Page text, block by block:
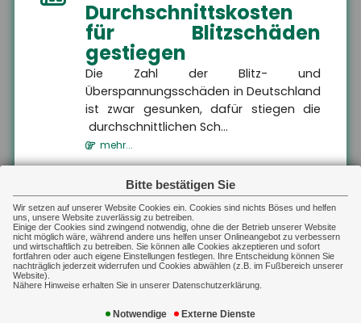
Durchschnittskosten
für Blitzschäden
gestiegen
Die Zahl der Blitz- und
Überspannungsschäden in Deutschland
ist zwar gesunken, dafür stiegen die
durchschnittlichen Sch...
mehr...
01.08.2026
Kennzeichnungspflicht
für KI-generierte
Inhalte
Ab dem 2. August 2026 müssen
Unternehmen in Deutschland KI-
Bilder oder Texte als...
Bitte bestätigen Sie
Wir setzen auf unserer Website Cookies ein. Cookies sind nichts Böses und helfen
uns, unsere Website zuverlässig zu betreiben.
Einige der Cookies sind zwingend notwendig, ohne die der Betrieb unserer Website
nicht möglich wäre, während andere uns helfen unser Onlineangebot zu verbessern
und wirtschaftlich zu betreiben. Sie können alle Cookies akzeptieren und sofort
fortfahren oder auch eigene Einstellungen festlegen. Ihre Entscheidung können Sie
nachträglich jederzeit widerrufen und Cookies abwählen (z.B. im Fußbereich unserer
Website).
Nähere Hinweise erhalten Sie in unserer Datenschutzerklärung.
Notwendige Externe Dienste
Gewerbliche Sachversicherung schützt sowohl den
Unternehmer als auch
seine gesetzlichen
Vertreter vor den
finanziellen Folgen der
beruflichen Haftung,
indem sie eine gestellte
Forderung prüft und
daraufhin entweder
unberechtigte Ansprüche
ablehnt oder berechtigte
Ansprüche im Rahmen
reguliert.
MEHR
Sach-Gewerbe
Sach-Gewerbe
Auf dieser Landingpage finden
Sie Informationen zur
Inhaltsversicherung,
Betriebsgebäudeversicherung,
Transportversicherung und
technischen Versicherungen.